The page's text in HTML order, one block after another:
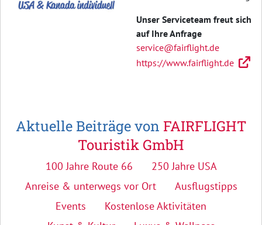
Unser Serviceteam freut sich
auf Ihre Anfrage
service@fairflight.de
https://www.fairflight.de
Aktuelle Beiträge von FAIRFLIGHT
Touristik GmbH
100 Jahre Route 66
250 Jahre USA
Anreise & unterwegs vor Ort
Ausflugstipps
Events
Kostenlose Aktivitäten